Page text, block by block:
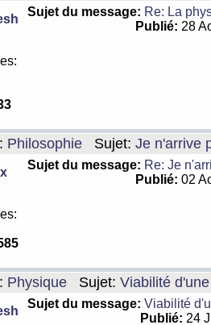
Sujet du message: Re: La
Publié: 28
Philosophie Sujet: Je n'arrive
Sujet du message: Re: Je
Publié: 02
Physique Sujet: Viabilité
Sujet du message: Viabilité
Publié: 24